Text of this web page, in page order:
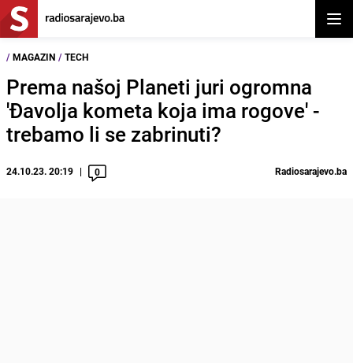
/ MAGAZIN / TECH
Prema našoj Planeti juri ogromna
'Đavolja kometa koja ima rogove' -
trebamo li se zabrinuti?
24.10.23. 20:19 0 Radiosarajevo.ba